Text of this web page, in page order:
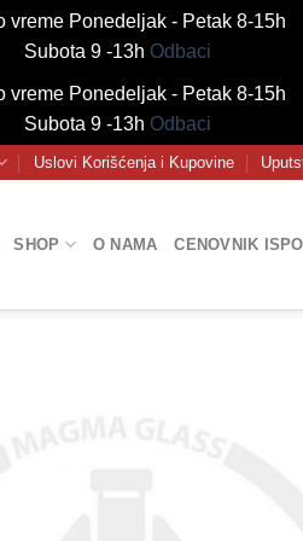
vreme Ponedeljak - Petak 8-15h
Subota 9 -13h Odbaci
vreme Ponedeljak - Petak 8-15h
Subota 9 -13h Odbaci
Uslovi Korišćenja i Kupovine
SHOP O NAMA CENOVNIK